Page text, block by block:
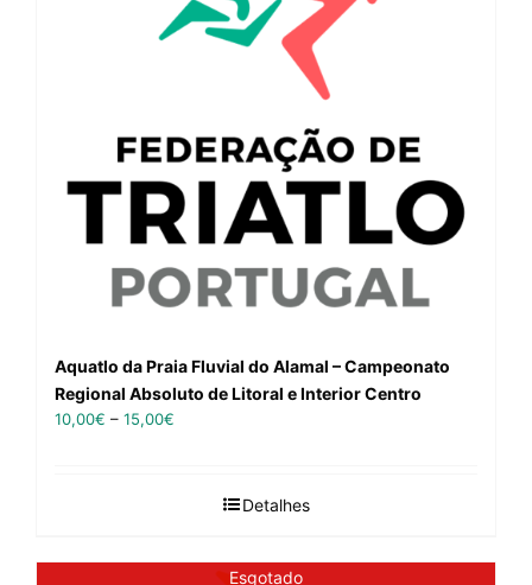
Aquatlo da Praia Fluvial do Alamal – Campeonato
Regional Absoluto de Litoral e Interior Centro
10,00€ – 15,00€
Detalhes
Esgotado